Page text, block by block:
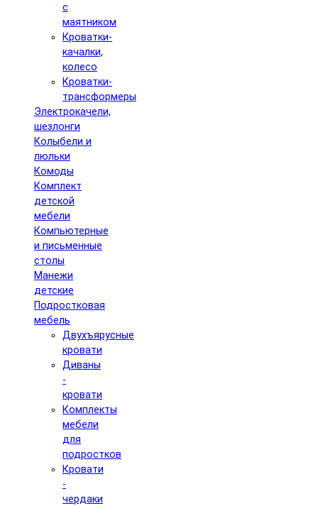
с
маятником
Кроватки-
качалки,
колесо
Кроватки-
трансформеры
Электрокачели,
шезлонги
Колыбели и
люльки
Комоды
Комплект
детской
мебели
Компьютерные
и письменные
столы
Манежи
детские
Подростковая
мебель
Двухъярусные
кровати
Диваны
-
кровати
Комплекты
мебели
для
подростков
Кровати
-
чердаки